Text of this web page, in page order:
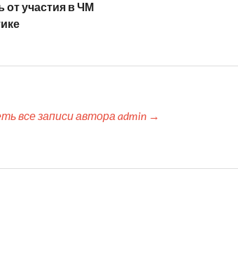
от участия в ЧМ
все записи автора admin →